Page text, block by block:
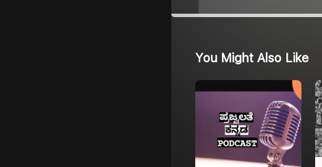
You Might Also Like